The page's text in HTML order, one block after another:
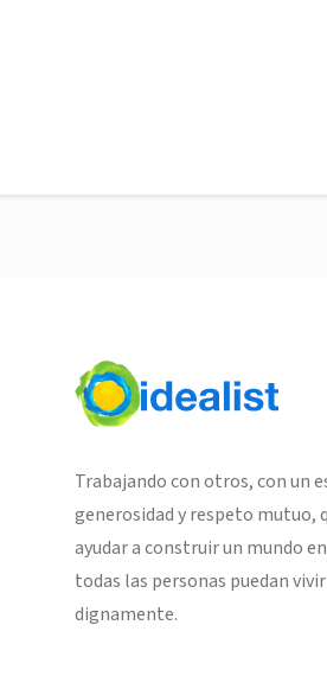
Trabajando con otros, con un
generosidad y respeto mutuo,
ayudar a construir un mundo
todas las personas puedan
dignamente.